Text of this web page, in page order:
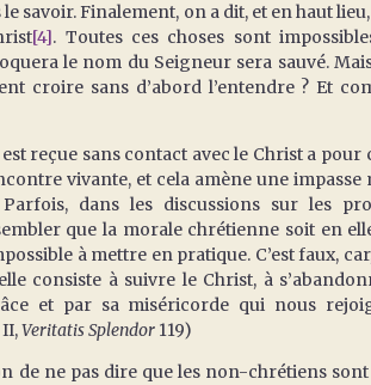
savoir. Finalement, on a dit, et en haut
[4]. Toutes ces choses sont
le nom du Seigneur sera sauvé.
croire sans d’abord l’entendre ? Et
sans contact avec le Christ a pour
vivante, et cela amène une
dans les discussions sur les
que la morale chrétienne soit en
à mettre en pratique. C’est faux,
consiste à suivre le Christ, à
et par sa miséricorde qui nous
II,Veritatis Splendor 119)
ne pas dire que les non-chrétiens sont